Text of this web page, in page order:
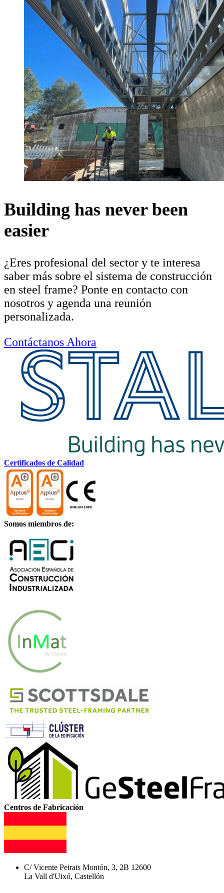
Building has never been
easier
¿Eres profesional del sector y te interesa
saber más sobre el sistema de construcción
en steel frame? Ponte en contacto con
nosotros y agenda una reunión
personalizada.
Contáctanos Ahora
Certificados de Calidad
Somos miembros de:
Centros de Fabricación
C/ Vicente Peirats Montón, 3, 2B 12600
La Vall d'Uixó, Castellón